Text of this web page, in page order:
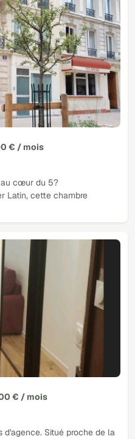
€ / mois
au cœur du 5?
Latin, cette chambre
€ / mois
d'agence. Situé proche de la